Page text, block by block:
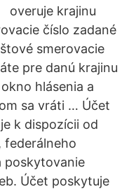
overuje krajinu
číslo zadané
smerovacie
pre danú krajinu
hlásenia a
sa vráti … Účet
k dispozícii od
federálneho
poskytovanie
Účet poskytuje